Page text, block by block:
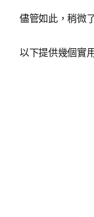
儘管如此，稍微
以下提供幾個實